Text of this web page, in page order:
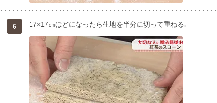
6 17×17㎝ほどになったら生地を半分に切って重ねる。